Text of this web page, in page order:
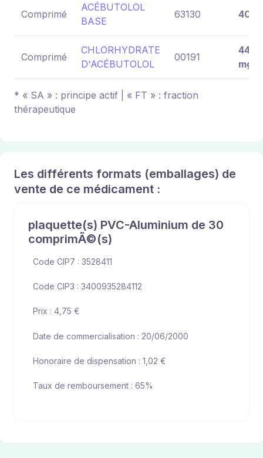
Comprimé
ACÉBUTOLOL
BASE
63130 400
Comprimé
CHLORHYDRATE
D'ACÉBUTOLOL
00191
mg
* « SA » : principe actif | « FT » : fraction
thérapeutique
Les différents formats (emballages) de
vente de ce médicament :
plaquette(s) PVC-Aluminium de 30
comprimÃ©(s)
Code CIP7 : 3528411
Code CIP3 : 3400935284112
Prix : 4,75 €
Date de commercialisation : 20/06/2000
Honoraire de dispensation : 1,02 €
Taux de remboursement : 65%